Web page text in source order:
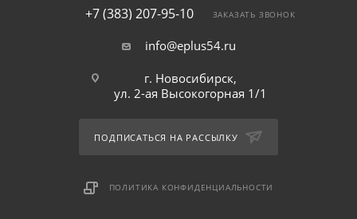
+7 (383) 207-95-10 ЗАКАЗАТЬ ЗВОНОК
info@eplus54.ru
г. Новосибирск,
ул. 2-ая Высокогорная 1/1
ПОДПИСАТЬСЯ НА РАССЫЛКУ
ПОЛИТИКА КОНФИДЕНЦИАЛЬНОСТИ